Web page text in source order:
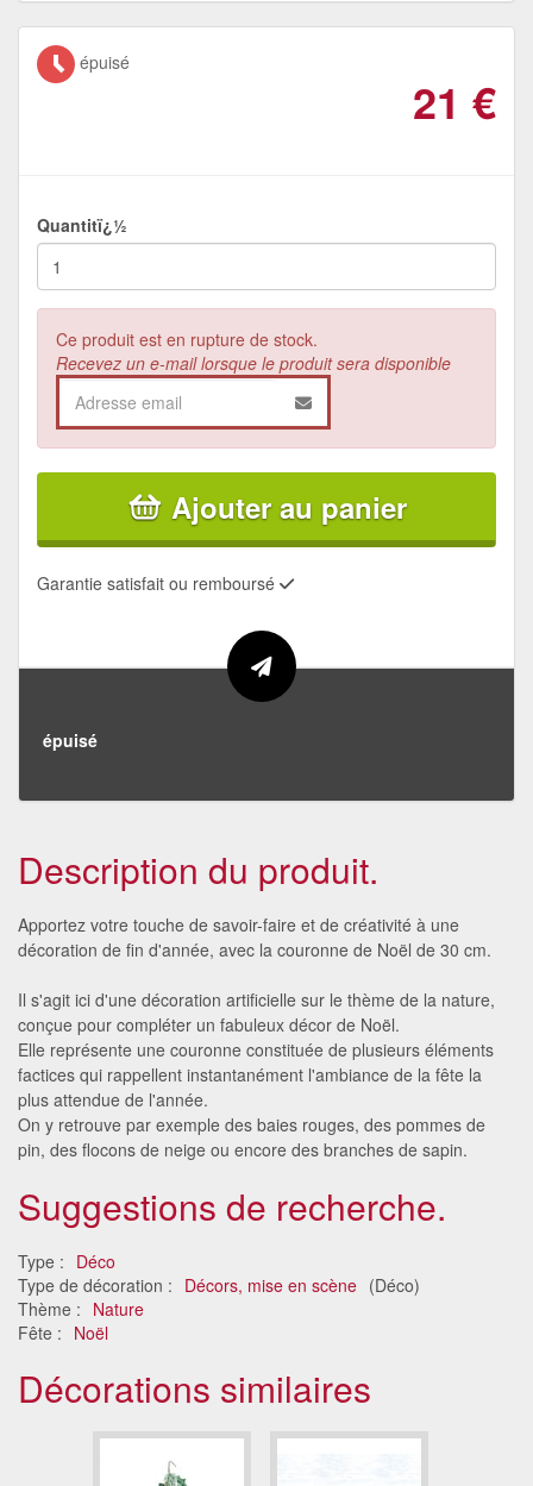
épuisé
21 €
Quantitï¿½
Ce produit est en rupture de stock.
Recevez un e-mail lorsque le produit sera disponible
Ajouter au panier
Garantie satisfait ou remboursé
épuisé
Description du produit.
Apportez votre touche de savoir-faire et de créativité à une
décoration de fin d'année, avec la couronne de Noël de 30 cm.
Il s'agit ici d'une décoration artificielle sur le thème de la nature,
conçue pour compléter un fabuleux décor de Noël.
Elle représente une couronne constituée de plusieurs éléments
factices qui rappellent instantanément l'ambiance de la fête la
plus attendue de l'année.
On y retrouve par exemple des baies rouges, des pommes de
pin, des flocons de neige ou encore des branches de sapin.
Suggestions de recherche.
Type : Déco
Type de décoration : Décors, mise en scène (Déco)
Thème : Nature
Fête : Noël
Décorations similaires